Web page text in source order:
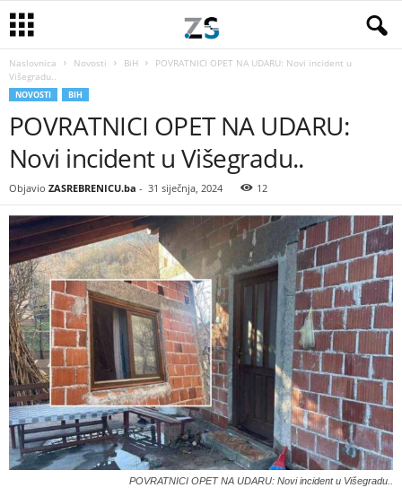
Naslovnica Novosti BiH
POVRATNICI OPET NA UDARU: Novi incident u
Višegradu..
NOVOSTI BIH
POVRATNICI OPET NA UDARU:
Novi incident u Višegradu..
Objavio ZASREBRENICU.ba - 31 siječnja, 2024 12
POVRATNICI OPET NA UDARU: Novi incident u Višegradu..